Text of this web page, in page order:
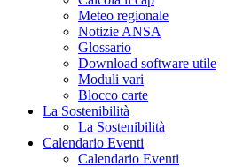
Meteo regionale
Notizie ANSA
Glossario
Download software utile
Moduli vari
Blocco carte
La Sostenibilità
La Sostenibilità
Calendario Eventi
Calendario Eventi